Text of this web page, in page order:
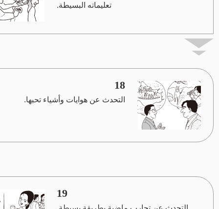
تعليماته البسيطة.
18
التحدث عن هوايات وأشياء تحبها.
19